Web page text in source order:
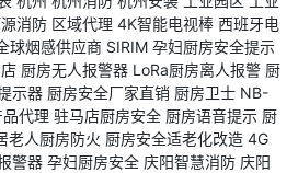
消防 区域代理 4K智能电视棒 西班牙电
球烟感供应商 SIRIM 孕妇厨房安全提示
厨房无人报警器 LoRa厨房离人报警 厨
示器 厨房安全厂家直销 厨房卫士 NB-
代理 驻马店厨房安全 厨房语音提示 厨
老人厨房防火 厨房安全适老化改造 4G
警器 孕妇厨房安全 庆阳智慧消防 庆阳